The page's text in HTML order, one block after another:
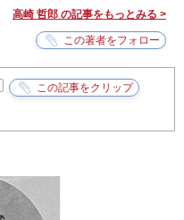
高崎 哲郎 の記事をもっとみる >